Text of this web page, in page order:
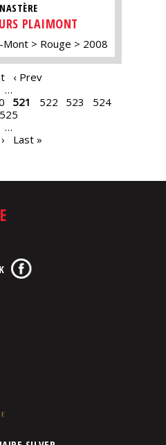
PLAIMONT
Mont Rouge 2008
‹ Prev
…
521 522 523
524
525
…
Last »